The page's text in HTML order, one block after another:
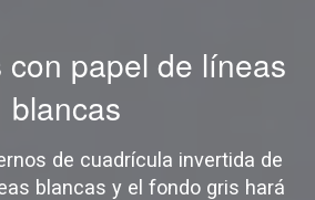
con papel de líneas
blancas
de cuadrícula invertida de
blancas y el fondo gris hará